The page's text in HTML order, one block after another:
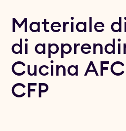
Materiale
di
Cucina
CFP